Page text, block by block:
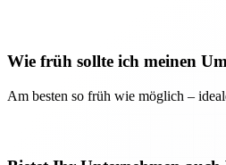
Wie früh sollte ich meinen
Am besten so früh wie möglich –